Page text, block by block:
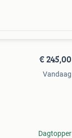
€ 245,00
Vandaag
Dagtopper